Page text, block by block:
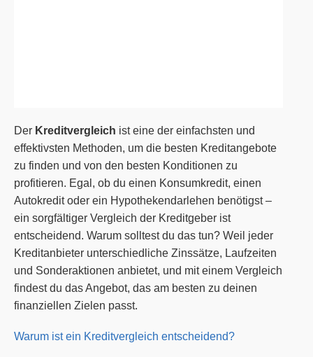
Der Kreditvergleich ist eine der einfachsten und
effektivsten Methoden, um die besten Kreditangebote
zu finden und von den besten Konditionen zu
profitieren. Egal, ob du einen Konsumkredit, einen
Autokredit oder ein Hypothekendarlehen benötigst –
ein sorgfältiger Vergleich der Kreditgeber ist
entscheidend. Warum solltest du das tun? Weil jeder
Kreditanbieter unterschiedliche Zinssätze, Laufzeiten
und Sonderaktionen anbietet, und mit einem Vergleich
findest du das Angebot, das am besten zu deinen
finanziellen Zielen passt.
Warum ist ein Kreditvergleich entscheidend?